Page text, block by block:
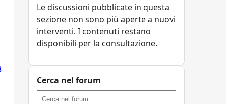
Le discussioni pubblicate in questa
sezione non sono più aperte a nuovi
interventi. I contenuti restano
disponibili per la consultazione.
Cerca nel forum